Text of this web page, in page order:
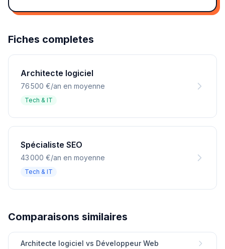
Fiches completes
Architecte logiciel
76 500 €/an en moyenne
Tech & IT
Spécialiste SEO
43 000 €/an en moyenne
Tech & IT
Comparaisons similaires
Architecte logiciel vs Développeur Web